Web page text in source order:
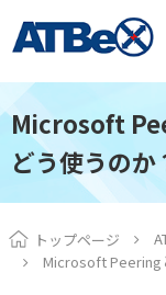
Microsoft
どう使うのか
トップページ
Microsoft Peering